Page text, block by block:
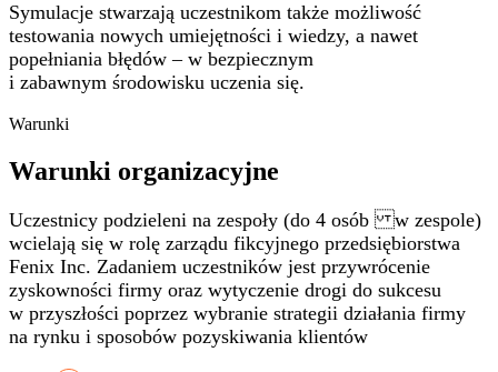
Symulacje stwarzają uczestnikom także możliwość
testowania nowych umiejętności i wiedzy, a nawet
popełniania błędów – w bezpiecznym ​
i zabawnym środowisku uczenia się​.
Warunki
Warunki organizacyjne
Uczestnicy podzieleni na zespoły (do 4 osób w zespole)
wcielają się w rolę zarządu fikcyjnego przedsiębiorstwa
Fenix Inc. Zadaniem uczestników jest przywrócenie
zyskowności firmy oraz wytyczenie drogi do sukcesu
w przyszłości poprzez wybranie strategii działania firmy
na rynku i sposobów pozyskiwania klientów